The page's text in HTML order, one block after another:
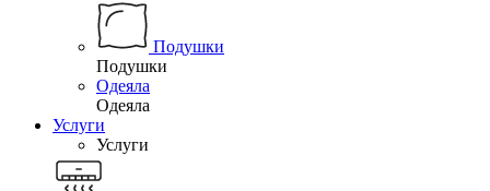
Подушки
Подушки
Одеяла
Одеяла
Услуги
Услуги